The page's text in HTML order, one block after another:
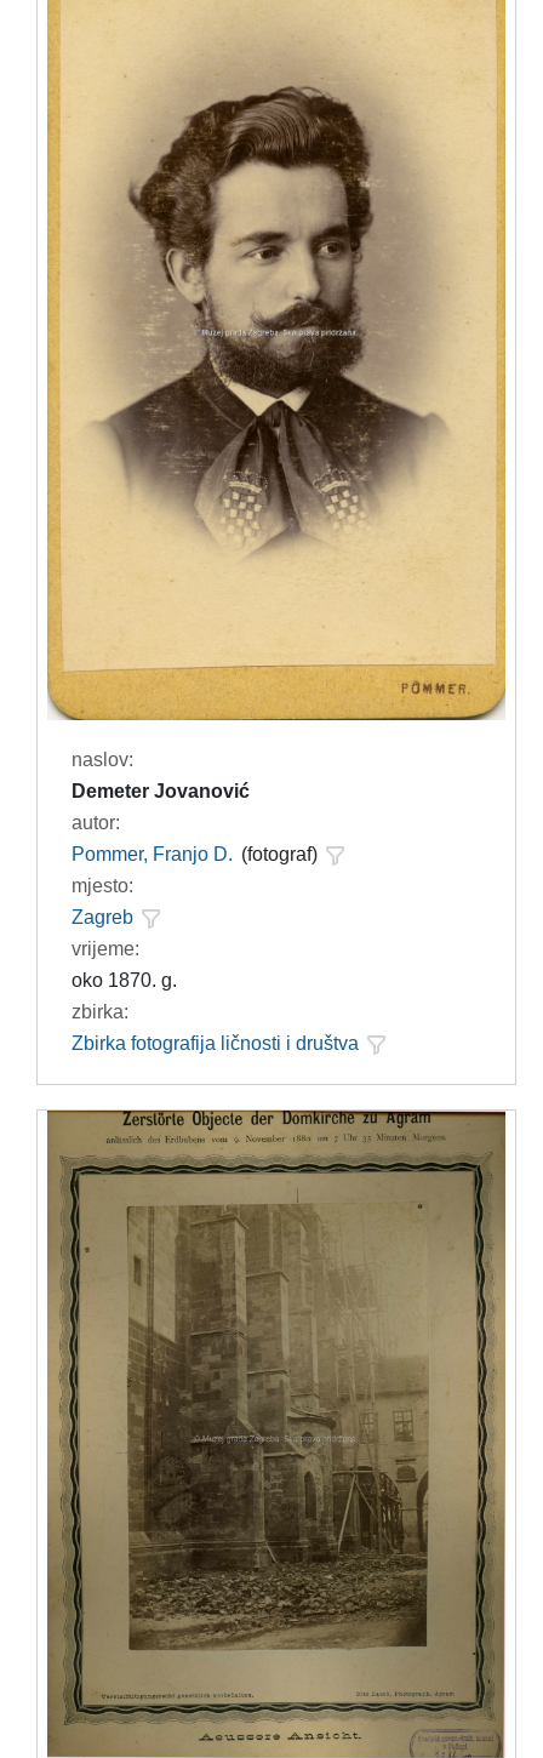
naslov:
Demeter Jovanović
autor:
Pommer, Franjo D. (fotograf)
mjesto:
Zagreb
vrijeme:
oko 1870. g.
zbirka:
Zbirka fotografija ličnosti i društva